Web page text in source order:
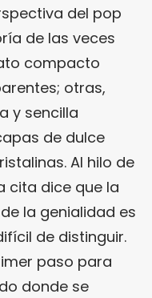
del pop
de las veces
compacto
otras,
y sencilla
de dulce
Al hilo de
cita dice que la
la genialidad es
de distinguir.
paso para
donde se